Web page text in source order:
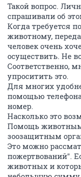
Такой вопрос.
спрашивали об
Когда требуется
животному,
человек очень
осуществить. Не
Соответственно,
упроситить это.
Для многих
помощью
номер.
Насколько это
Помощь
зоозащитным
Это можно
пожертвований".
животных и